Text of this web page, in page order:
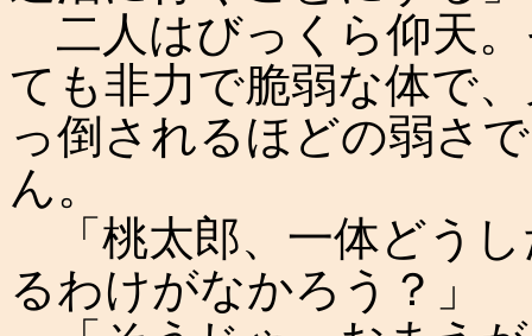
二人はびっくら仰天
ても非力で脆弱な体で
っ倒されるほどの弱さ
ん。
「桃太郎、一体どう
るわけがなかろう？」